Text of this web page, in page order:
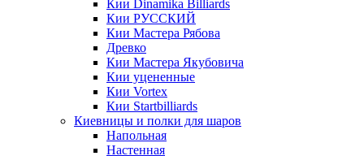
Кии Dinamika Billiards
Кии РУССКИЙ
Кии Мастера Рябова
Древко
Кии Мастера Якубовича
Кии уцененные
Кии Vortex
Кии Startbilliards
Киевницы и полки для шаров
Напольная
Настенная